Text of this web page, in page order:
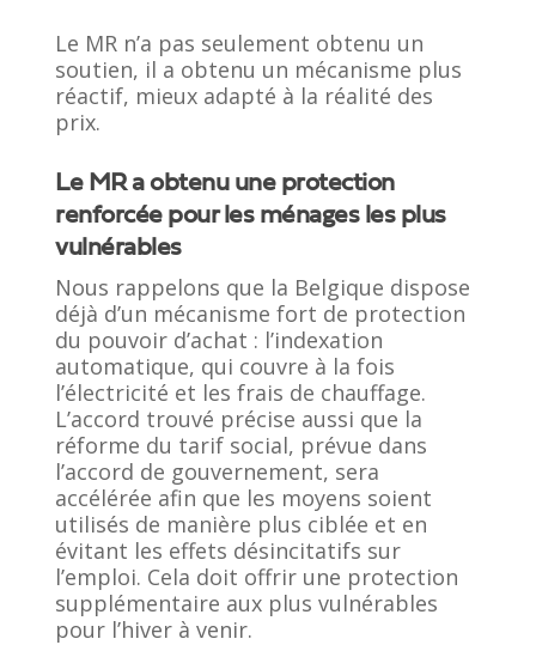
Le MR n’a pas seulement obtenu un
soutien, il a obtenu un mécanisme plus
réactif, mieux adapté à la réalité des
prix.
Le MR a obtenu une protection
renforcée pour les ménages les plus
vulnérables
Nous rappelons que la Belgique dispose
déjà d’un mécanisme fort de protection
du pouvoir d’achat : l’indexation
automatique, qui couvre à la fois
l’électricité et les frais de chauffage.
L’accord trouvé précise aussi que la
réforme du tarif social, prévue dans
l’accord de gouvernement, sera
accélérée afin que les moyens soient
utilisés de manière plus ciblée et en
évitant les effets désincitatifs sur
l’emploi. Cela doit offrir une protection
supplémentaire aux plus vulnérables
pour l’hiver à venir.